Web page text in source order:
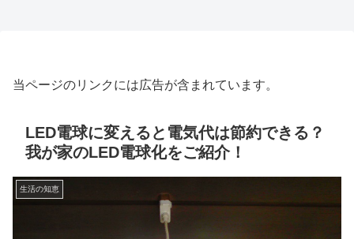
当ページのリンクには広告が含まれています。
LED電球に変えると電気代は節約できる？
我が家のLED電球化をご紹介！
生活の知恵